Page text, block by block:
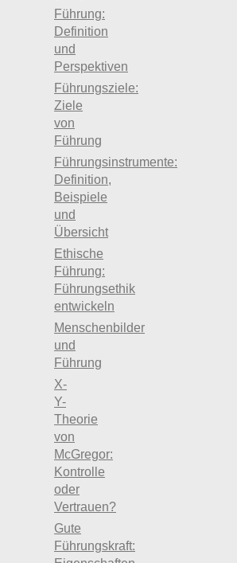
Führung:
Definition
und
Perspektiven
Führungsziele:
Ziele
von
Führung
Führungsinstrumente:
Definition,
Beispiele
und
Übersicht
Ethische
Führung:
Führungsethik
entwickeln
Menschenbilder
und
Führung
X-
Y-
Theorie
von
McGregor:
Kontrolle
oder
Vertrauen?
Gute
Führungskraft: